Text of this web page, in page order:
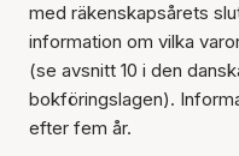
med räkenskapsårets
information om vilka
(se avsnitt 10 i den
bokföringslagen).
efter fem år.